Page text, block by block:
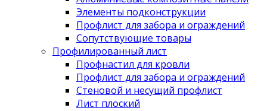
Элементы подконструкции
Профлист для забора и ограждений
Сопутствующие товары
Профилированный лист
Профнастил для кровли
Профлист для забора и ограждений
Стеновой и несущий профлист
Лист плоский